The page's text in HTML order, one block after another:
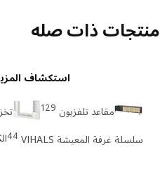
ذات صله
استكشاف المزيد
مقاعد تلفزيون 129 تخزين
سلسلة غرفة المعيشة VIHALS 44